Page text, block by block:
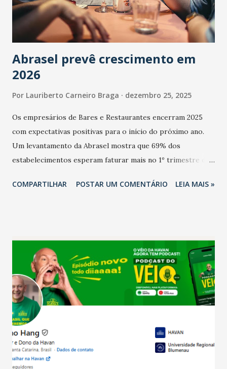
Abrasel prevê crescimento em
2026
Por Lauriberto Carneiro Braga dezembro 25, 2025
Os empresários de Bares e Restaurantes encerram 2025
com expectativas positivas para o início do próximo ano.
Um levantamento da Abrasel mostra que 69% dos
estabelecimentos esperam faturar mais no 1º trimestre de
relação ao último trimestre deste ano, 56% também
confraternizações de fim de ano e pelo pagamento do 13º
Salário para um número maior de trabalhadores, já que o
país tem a menor taxa de desemprego dos anos recentes.
Ainda segundo a Pesquisa, em novembro de 2025, 40% dos
bares e restaurantes operaram com lucro e outros 40%
registraram equilíbrio financeiro. Já o percentual de
estabelecimentos no prejuízo ficou em 19%, pouco abaixo
do observado no mês anterior. Outros 1% não existiam em
novembro. Em relação a outubro, o faturamento também
COMPARTILHAR POSTAR UM COMENTÁRIO LEIA MAIS »